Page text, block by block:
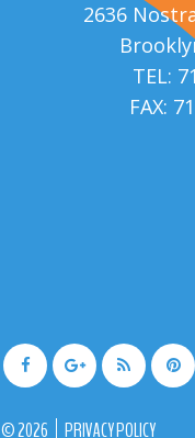
2636
TEL:
FAX:
©2026 PRIVACY POLICY